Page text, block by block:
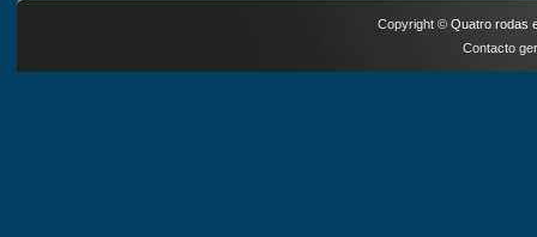
Copyright © Quatro rodas
Contacto